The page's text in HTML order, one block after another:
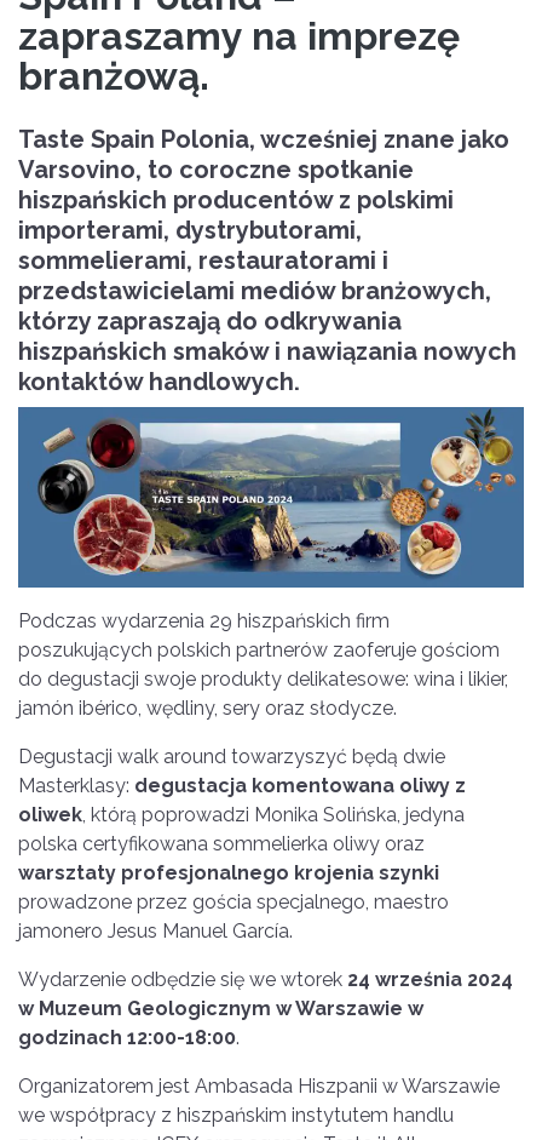
zapraszamy na imprezę
branżową.
Taste Spain Polonia, wcześniej znane jako
Varsovino, to coroczne spotkanie
hiszpańskich producentów z polskimi
importerami, dystrybutorami,
sommelierami, restauratorami i
przedstawicielami mediów branżowych,
którzy zapraszają do odkrywania
hiszpańskich smaków i nawiązania nowych
kontaktów handlowych.
Podczas wydarzenia 29 hiszpańskich firm
poszukujących polskich partnerów zaoferuje gościom
do degustacji swoje produkty delikatesowe: wina i likier,
jamón ibérico, wędliny, sery oraz słodycze.
Degustacji walk around towarzyszyć będą dwie
Masterklasy: degustacja komentowana oliwy z
oliwek, którą poprowadzi Monika Solińska, jedyna
polska certyfikowana sommelierka oliwy oraz
warsztaty profesjonalnego krojenia szynki
prowadzone przez gościa specjalnego, maestro
jamonero Jesus Manuel García.
Wydarzenie odbędzie się we wtorek 24 września 2024
w Muzeum Geologicznym w Warszawie w
godzinach 12:00-18:00.
Organizatorem jest Ambasada Hiszpanii w Warszawie
we współpracy z hiszpańskim instytutem handlu